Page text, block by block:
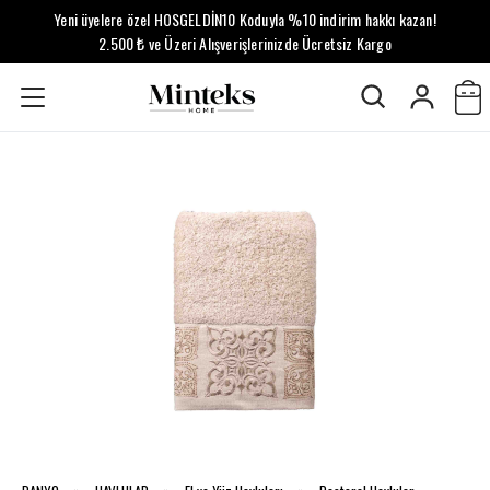
Yeni üyelere özel HOSGELDİN10 Koduyla %10 indirim hakkı kazan!
2.500 ₺ ve Üzeri Alışverişlerinizde Ücretsiz Kargo